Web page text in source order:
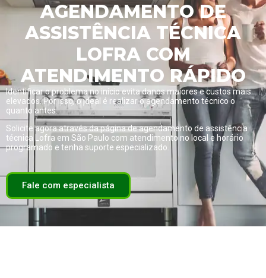
AGENDAMENTO DE
ASSISTÊNCIA TÉCNICA
LOFRA COM
ATENDIMENTO RÁPIDO
Identificar o problema no início evita danos maiores e custos mais
elevados. Por isso, o ideal é realizar o agendamento técnico o
quanto antes.
Solicite agora através da página deagendamento de assistência
técnica Lofra em São Paulo com atendimento no local e horário
programado e tenha suporte especializado.
Fale com especialista